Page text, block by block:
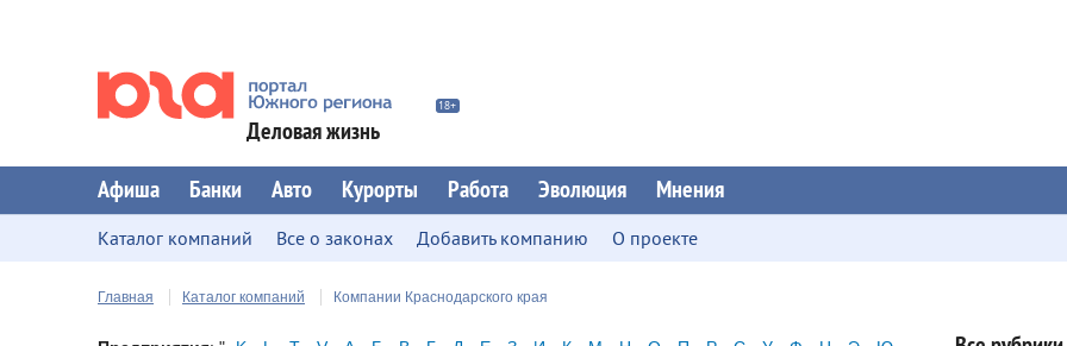
Деловая жизнь
Афиша Банки Авто Курорты Работа Эволюция Мнения
Каталог компаний Все о законах Добавить компанию О проекте
Главная Каталог компаний Компании Краснодарского края